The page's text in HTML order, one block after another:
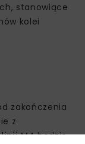
stanowiące
kolei
zakończenia
z
liniiM4 będzie